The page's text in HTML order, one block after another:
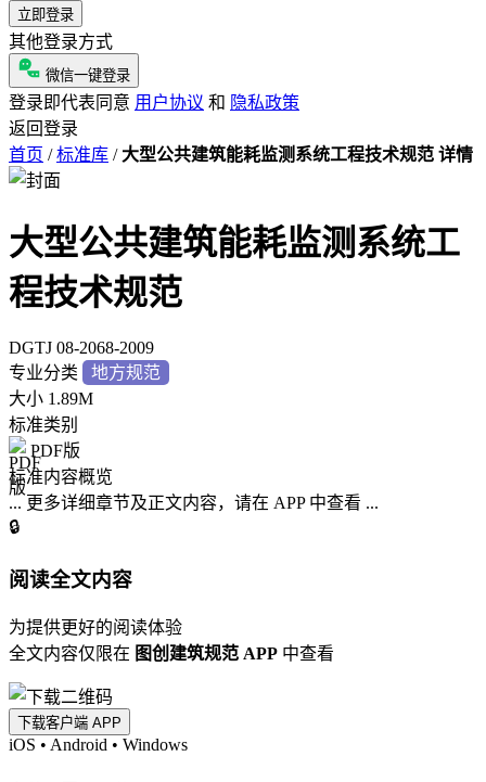
立即登录
其他登录方式
微信一键登录
登录即代表同意 用户协议 和 隐私政策
返回登录
首页 / 标准库 / 大型公共建筑能耗监测系统工程技术规范 详情
大型公共建筑能耗监测系统工
程技术规范
DGTJ 08-2068-2009
专业分类
地方规范
大小 1.89M
标准类别
PDF版
标准内容概览
... 更多详细章节及正文内容，请在 APP 中查看 ...
🔒
阅读全文内容
为提供更好的阅读体验
全文内容仅限在 图创建筑规范 APP 中查看
下载客户端 APP
iOS • Android • Windows